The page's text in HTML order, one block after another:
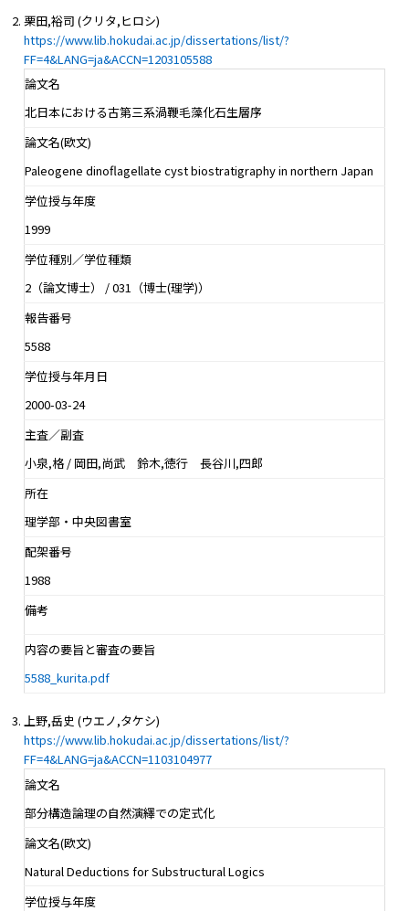
栗田,裕司 (クリタ,ヒロシ)
https://www.lib.hokudai.ac.jp/dissertations/list/?
FF=4&LANG=ja&ACCN=1203105588
論文名
北日本における古第三系渦鞭毛藻化石生層序
論文名(欧文)
Paleogene dinoflagellate cyst biostratigraphy in northern Japan
学位授与年度
1999
学位種別／学位種類
2（論文博士） / 031（博士(理学)）
報告番号
5588
学位授与年月日
2000-03-24
主査／副査
小泉,格 / 岡田,尚武 鈴木,徳行 長谷川,四郎
所在
理学部・中央図書室
配架番号
1988
備考
内容の要旨と審査の要旨
5588_kurita.pdf
上野,岳史 (ウエノ,タケシ)
https://www.lib.hokudai.ac.jp/dissertations/list/?
FF=4&LANG=ja&ACCN=1103104977
論文名
部分構造論理の自然演繹での定式化
論文名(欧文)
Natural Deductions for Substructural Logics
学位授与年度